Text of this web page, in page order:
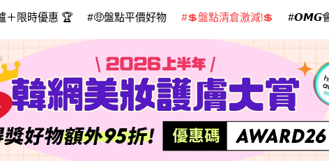
＋限時優惠 🏆 🤑盤點平價好物 💲盤點清倉激減!💲 𝙊𝙈𝙂會